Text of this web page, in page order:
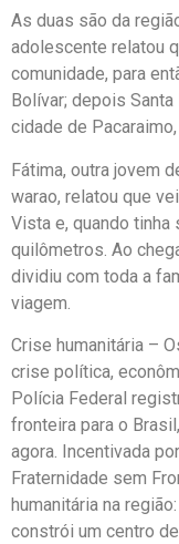
As duas são da
adolescente relatou
comunidade, para
Bolívar; depois Santa
cidade de
Fátima, outra jovem
warao, relatou que
Vista e, quando tinha
quilômetros. Ao
dividiu com toda a
viagem.
Crise humanitária –
crise política,
Polícia Federal
fronteira para o
agora. Incentivada
Fraternidade sem
humanitária na
constrói um centro